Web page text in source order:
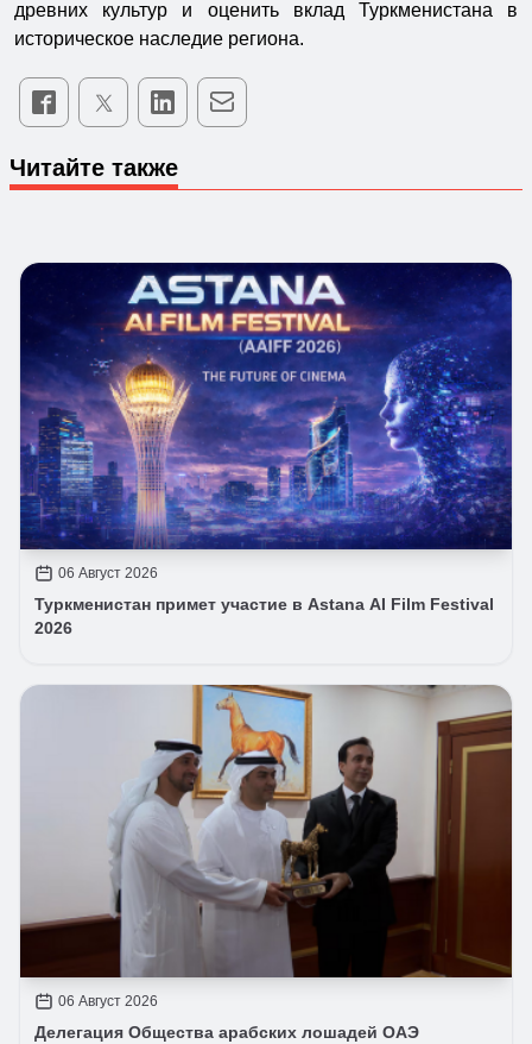
древних культур и оценить вклад Туркменистана в
историческое наследие региона.
Читайте также
06 Август 2026
Туркменистан примет участие в Astana AI Film Festival
2026
06 Август 2026
Делегация Общества арабских лошадей ОАЭ